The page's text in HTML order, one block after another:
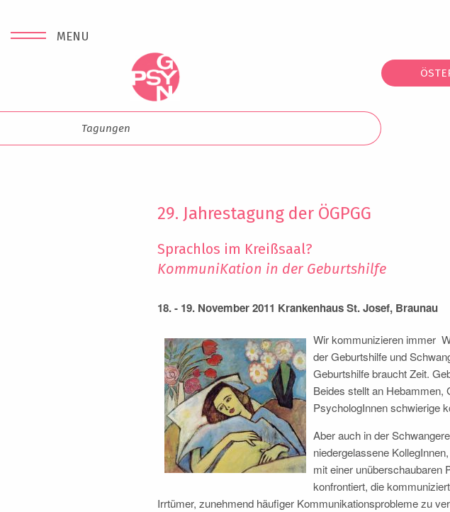
MENU
Tagungen
29. Jahrestagung der ÖGPGG
Sprachlos im Kreißsaal?
KommuniKation in der Geburtshilfe
18. - 19. November 2011 Krankenhaus St. Josef, Braunau
Wir kommunizieren immer
der Geburtshilfe und
Geburtshilfe braucht Zeit.
Beides stellt an Hebammen,
PsychologInnen schwierige
Aber auch in der
niedergelassene
mit einer unüberschaubaren
konfrontiert, die
Irrtümer, zunehmend häufiger Kommunikationsprobleme zu